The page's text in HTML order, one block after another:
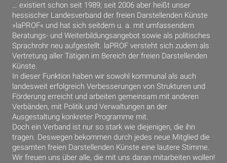
… existiert schon seit 1989; seit 2006 aber heißt unser
hessischer Landesverband der freien Darstellenden Künste
»laPROF« und hat sich seitdem u. a. mit umfassendem
Beratungs- und Weiterbildungsangebot sowie als politisches
Sprachrohr neu aufgestellt. laPROF versteht sich zudem als
Vertretung aller Tätigen im Bereich der freien Darstellenden
Künste.
In dieser Funktion haben wir sowohl kommunal als auch
landesweit erfolgreich Verbesserungen von Strukturen und
Förderung erreicht und arbeiten gemeinsam mit anderen
Verbänden, mit Politik und Verwaltungen an der
Ausgestaltung konkreter Programme mit.
Doch ein Verband ist nur so stark wie diejenigen, die ihn
tragen. Deswegen bekommen durch jedes neue Mitglied die
gesamten freien Darstellenden Künste eine lautere Stimme.
Wir freuen uns über alle, die mit uns daran mitarbeiten wollen!